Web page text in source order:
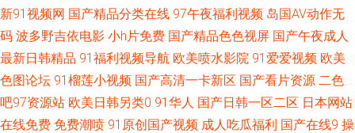
在线观看 影院4k电影app 观看网站品善网 免费污成人影视网站 五月天婷婷
在线看 AV色色中文女 黄色视频日皮软件 日韩欧美大片在线 在乡下柴房被老
头玩弄 国产高清成人自拍电影 欧美A片在线观看 亚洲AV狼友网 91午夜理伦
新91视频网 国产精品分类在线 97午夜福利视频 岛国AV动作无
码 波多野吉依电影 小h片免费 国产精品色色视屏 国产午夜成人
最新日韩精品 91福利视频导航 欧美喷水影院 91爱爱视频 欧美
色图论坛 91榴莲小视频 国产高清一卡新区 国产看片资源 二色
吧97资源站 欧美日韩另类0 91华人 国产日韩一区二区 日本网站
在线免费 免费潮喷 91原创国产视频 成人吃瓜福利 国产在线9 操